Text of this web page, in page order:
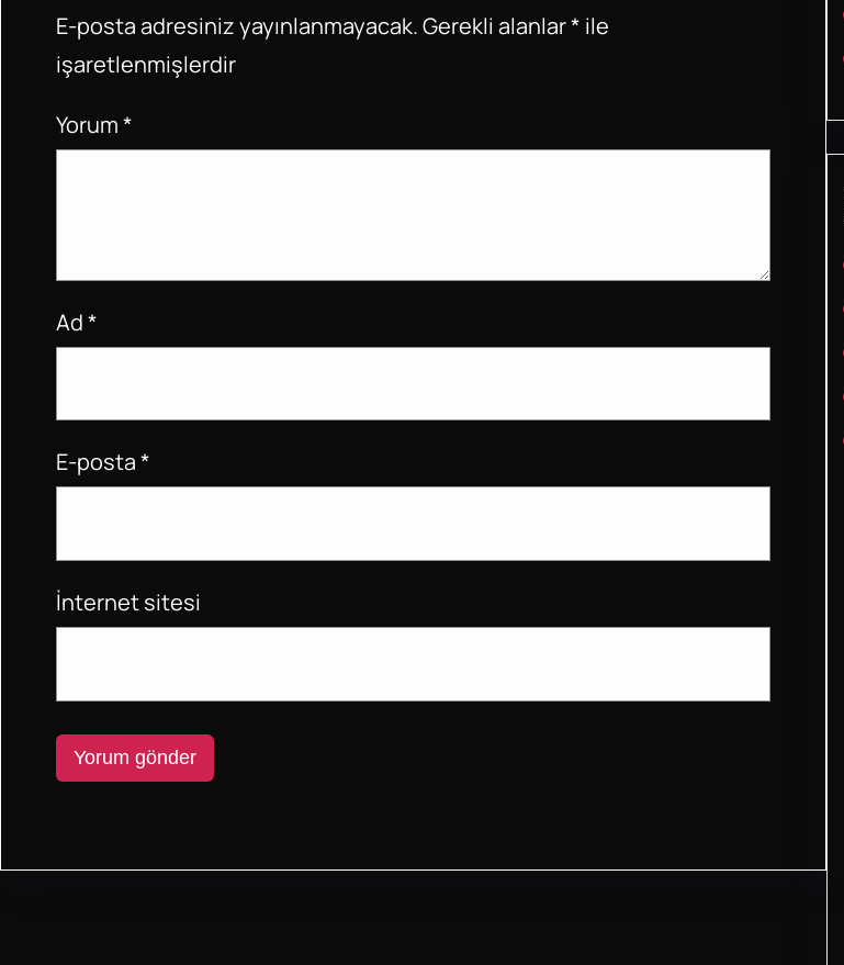
E-posta adresiniz yayınlanmayacak.Gerekli alanlar* ile
işaretlenmişlerdir
Yorum*
Ad*
E-posta*
İnternet sitesi